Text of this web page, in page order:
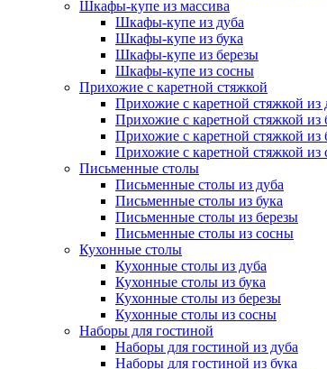
Шкафы-купе из массива
Шкафы-купе из дуба
Шкафы-купе из бука
Шкафы-купе из березы
Шкафы-купе из сосны
Прихожие с каретной стяжкой
Прихожие с каретной стяжкой из
Прихожие с каретной стяжкой из
Прихожие с каретной стяжкой из
Прихожие с каретной стяжкой из
Письменные столы
Письменные столы из дуба
Письменные столы из бука
Письменные столы из березы
Письменные столы из сосны
Кухонные столы
Кухонные столы из дуба
Кухонные столы из бука
Кухонные столы из березы
Кухонные столы из сосны
Наборы для гостиной
Наборы для гостиной из дуба
Наборы для гостиной из бука